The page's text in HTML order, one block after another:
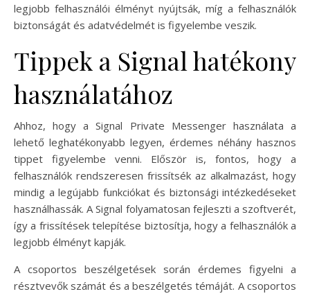
legjobb felhasználói élményt nyújtsák, míg a felhasználók
biztonságát és adatvédelmét is figyelembe veszik.
Tippek a Signal hatékony
használatához
Ahhoz, hogy a Signal Private Messenger használata a
lehető leghatékonyabb legyen, érdemes néhány hasznos
tippet figyelembe venni. Először is, fontos, hogy a
felhasználók rendszeresen frissítsék az alkalmazást, hogy
mindig a legújabb funkciókat és biztonsági intézkedéseket
használhassák. A Signal folyamatosan fejleszti a szoftverét,
így a frissítések telepítése biztosítja, hogy a felhasználók a
legjobb élményt kapják.
A csoportos beszélgetések során érdemes figyelni a
résztvevők számát és a beszélgetés témáját. A csoportos